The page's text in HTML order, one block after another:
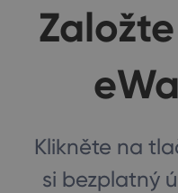
Klikněte na
si bezplatný